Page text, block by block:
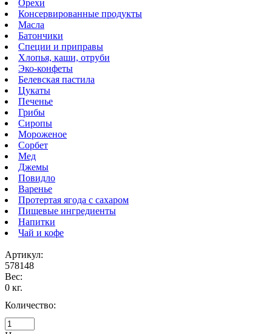
Орехи
Консервированные продукты
Масла
Батончики
Специи и приправы
Хлопья, каши, отруби
Эко-конфеты
Белевская пастила
Цукаты
Печенье
Грибы
Сиропы
Мороженое
Сорбет
Мед
Джемы
Повидло
Варенье
Протертая ягода с сахаром
Пищевые ингредиенты
Напитки
Чай и кофе
Артикул:
578148
Вес:
0 кг.
Количество: